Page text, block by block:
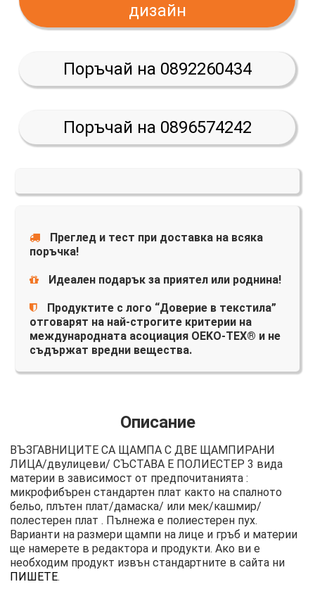
дизайн
Поръчай на 0892260434
Поръчай на 0896574242
Преглед и тест при доставка на всяка
поръчка!
Идеален подарък за приятел или роднина!
Продуктите с лого “Доверие в текстила”
отговарят на най-строгите критерии на
международната асоциация OEKO-TEX® и не
съдържат вредни вещества.
Описание
ВЪЗГАВНИЦИТЕ СА ЩАМПА С ДВЕ ЩАМПИРАНИ
ЛИЦА/двулицеви/ СЪСТАВА Е ПОЛИЕСТЕР 3 вида
материи в зависимост от предпочитанията :
микрофибърен стандартен плат както на спалното
бельо, плътен плат/дамаска/ или мек/кашмир/
полестерен плат . Пълнежа е полиестерен пух.
Варианти на размери щампи на лице и гръб и материи
ще намерете в редактора и продукти. Ако ви е
необходим продукт извън стандартните в сайта ни
ПИШЕТЕ.